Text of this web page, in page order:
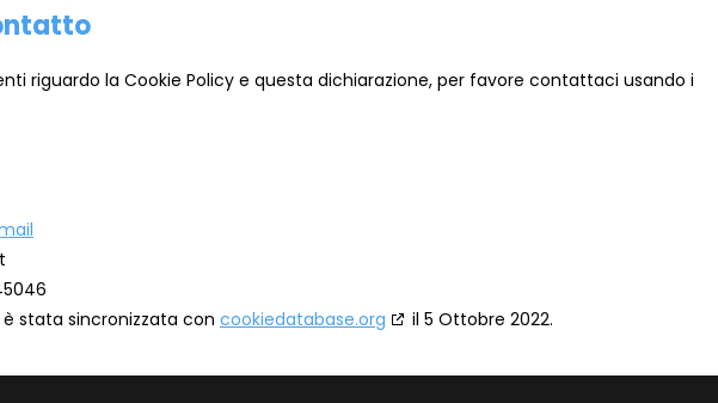
riguardo la Cookie Policy e questa dichiarazione, per favore contattaci usando i
stata sincronizzata con cookiedatabase.org il 5 Ottobre 2022.